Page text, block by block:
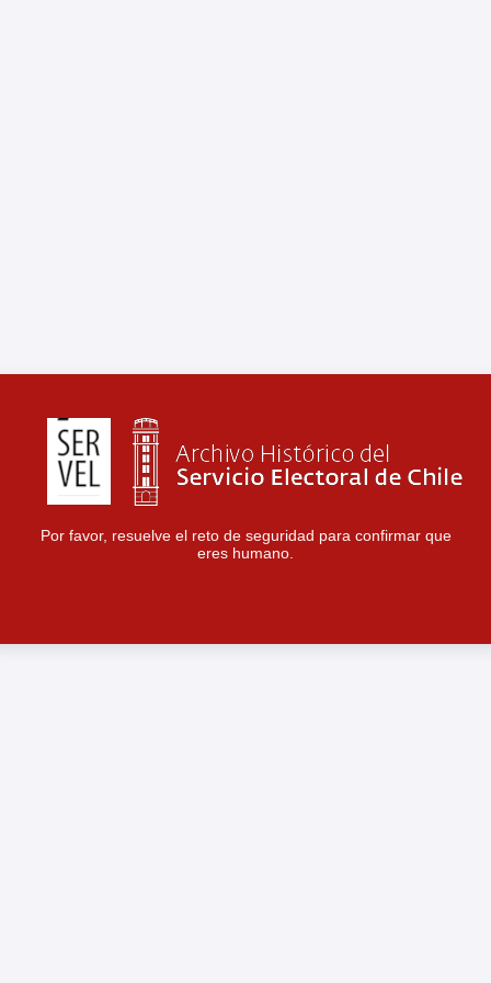
Por favor, resuelve el reto de seguridad para confirmar que
eres humano.